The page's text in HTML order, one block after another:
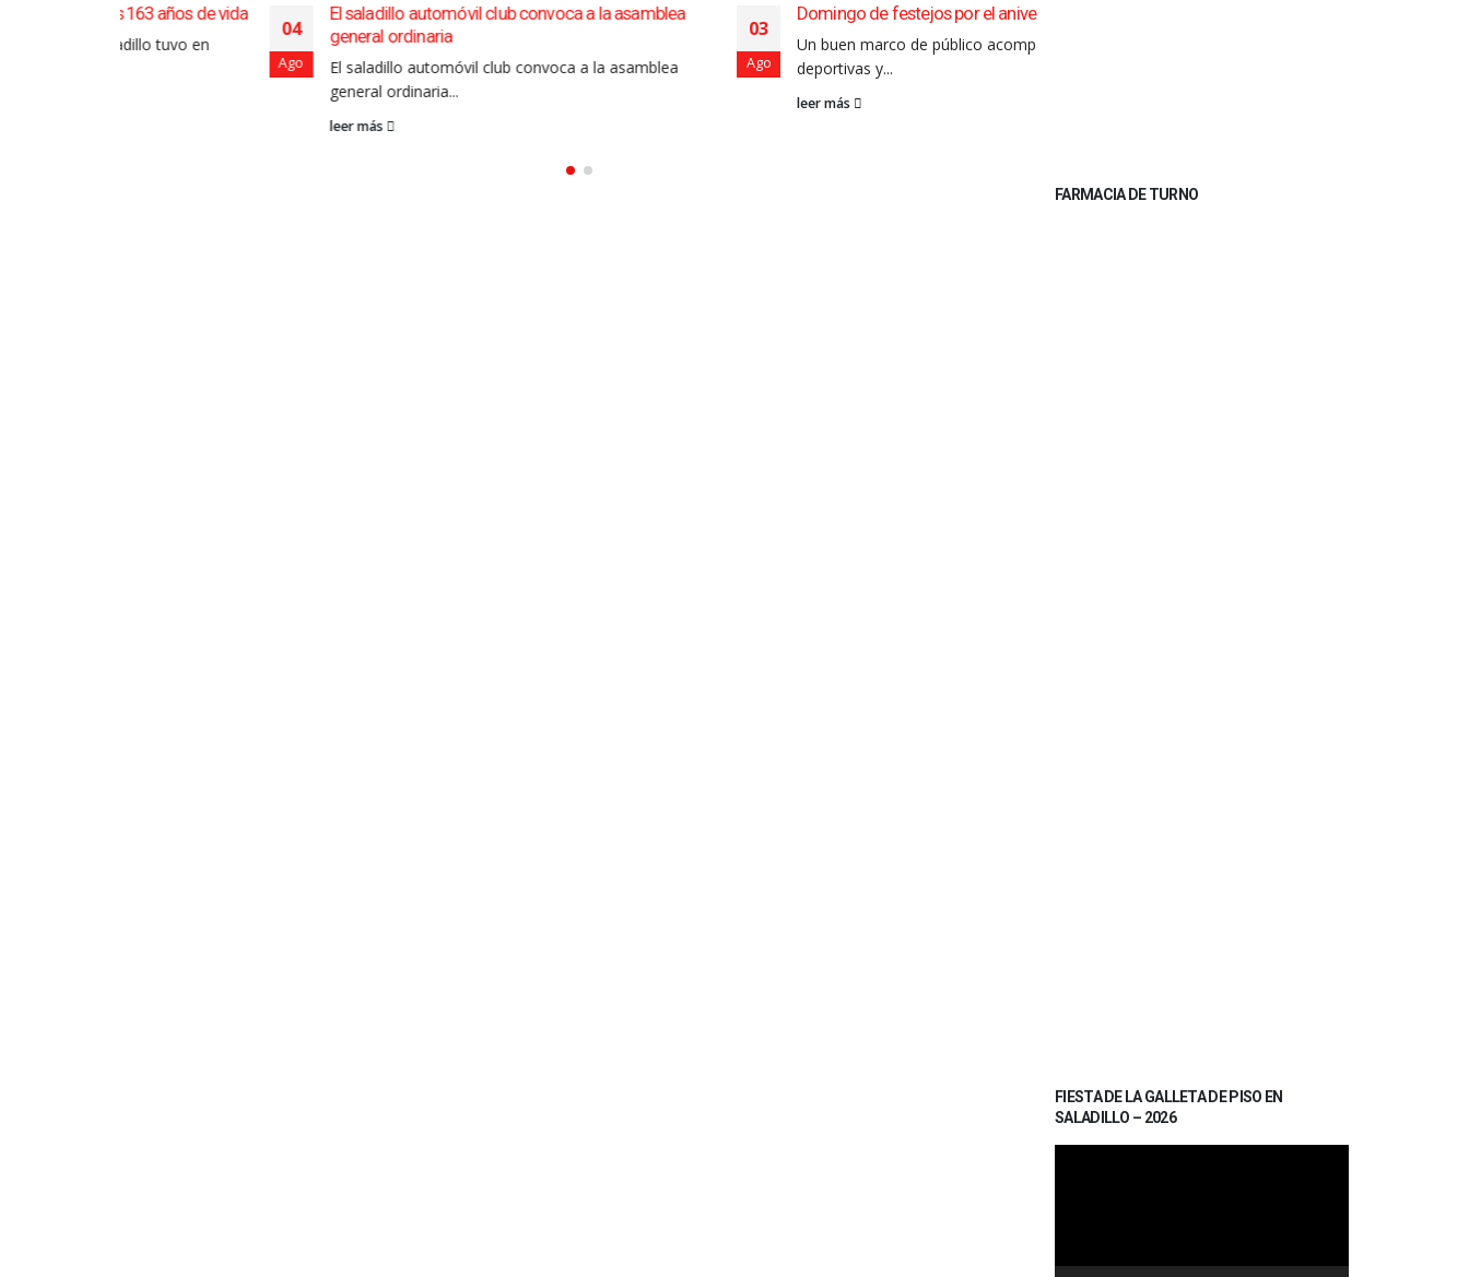
04
El saladillo automóvil club convoca a la asamblea
general ordinaria
El saladillo automóvil club convoca a la asamblea
03
Ago
Domingo de festejos por el aniversario de Saladillo
Un buen marco de público acompañó las actividades
deportivas y...
FARMACIA DE TURNO
FIESTA DE LA GALLETA DE PISO EN
SALADILLO – 2026